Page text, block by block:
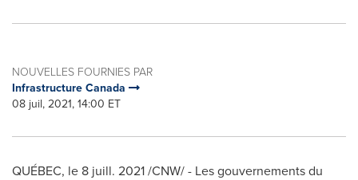
NOUVELLES FOURNIES PAR
Infrastructure Canada
08 juil, 2021, 14:00 ET
QUÉBEC, le 8 juill. 2021 /CNW/ - Les gouvernements du